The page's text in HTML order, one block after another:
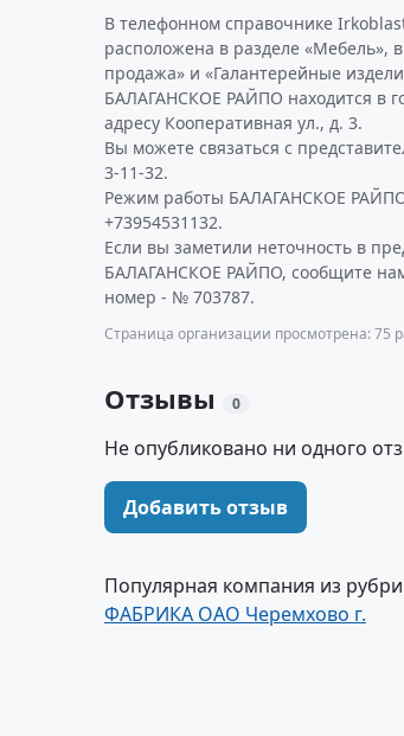
В телефонном справочнике
расположена в разделе «Мебель»,
продажа» и «Галантерейные
БАЛАГАНСКОЕ РАЙПО находится в
адресу Кооперативная ул., д. 3.
Вы можете связаться с
3-11-32.
Режим работы БАЛАГАНСКОЕ
+73954531132.
Если вы заметили неточность в
БАЛАГАНСКОЕ РАЙПО, сообщите
номер - № 703787.
Страница организации просмотрена: 75
Отзывы 0
Не опубликовано ни одного
Добавить отзыв
Популярная компания из
ФАБРИКА ОАО Черемхово г.